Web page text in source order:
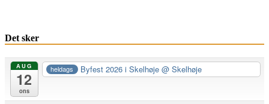
Det sker
AUG
12
ons
heldags Byfest 2026 i Skelhøje@ Skelhøje